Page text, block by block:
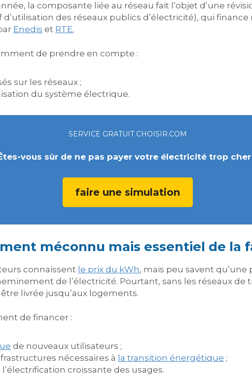
la composante liée au réseau fait l’objet d’une
d’utilisation des réseaux publics d’électricité), qui
Enedis et RTE.
de prendre en compte :
sur les réseaux ;
du système électrique.
SERVICE GRATUIT CHOISIR.COM
vous sûr de ne pas payer votre électricité trop cher
faire une simulation
méconnu mais essentiel de la
connaissent le prix du kWh, mais peu savent
de l’électricité. Pourtant, sans les réseaux
livrée jusqu’aux logements.
de financer :
de nouveaux utilisateurs ;
nécessaires à la transition énergétique ;
croissante des usages.